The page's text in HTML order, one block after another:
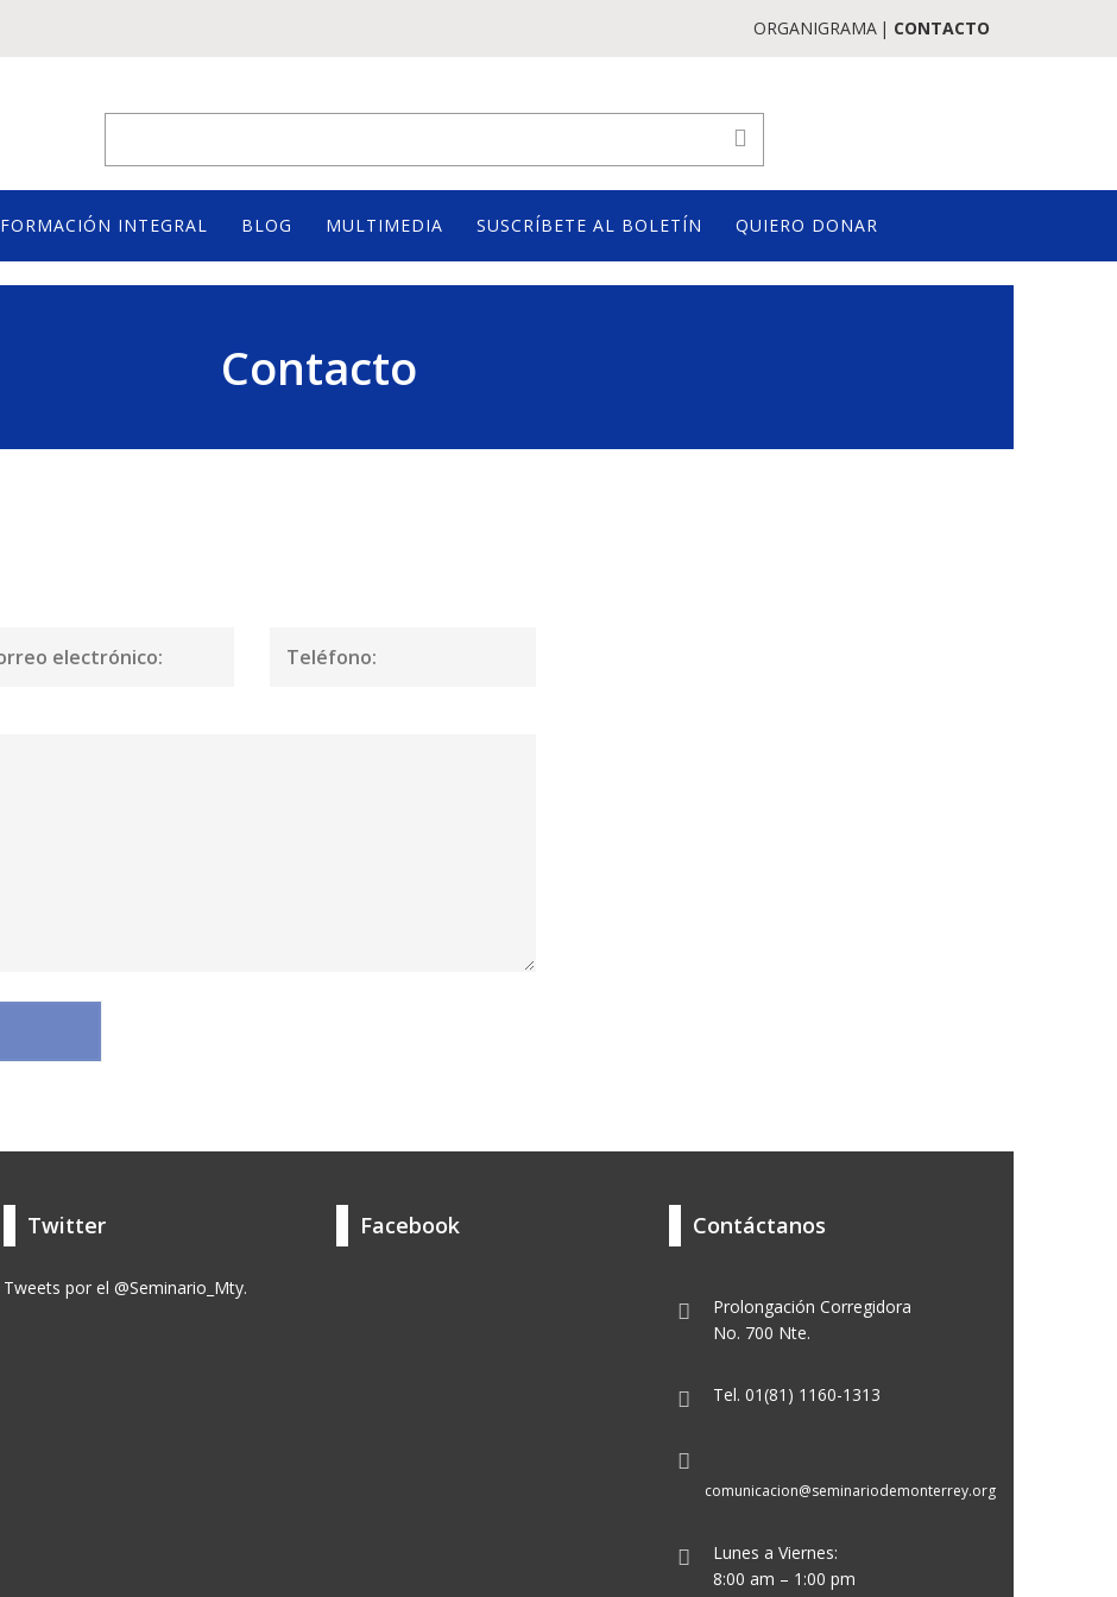
ORGANIGRAMA CONTACTO
FORMACIÓN INTEGRAL BLOG MULTIMEDIA SUSCRÍBETE AL BOLETÍN QUIERO DONAR
Contacto
Twitter
Tweets por el @Seminario_Mty.
Facebook Contáctanos
Prolongación Corregidora
No. 700 Nte.
Tel. 01(81) 1160-1313
comunicacion@seminariodemonterrey.org
Lunes a Viernes:
8:00 am – 1:00 pm